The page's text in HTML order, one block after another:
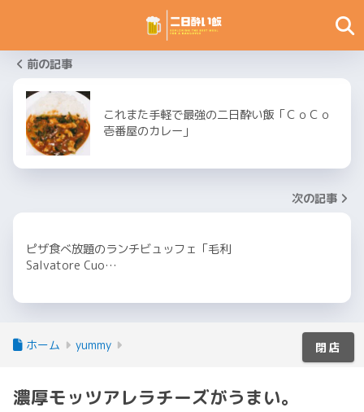
前の記事
これまた手軽で最強の二日酔い飯「ＣｏＣｏ
壱番屋のカレー」
次の記事
ピザ食べ放題のランチビュッフェ「毛利
Salvatore Cuo…
ホーム yummy
濃厚モッツアレラチーズがうまい。